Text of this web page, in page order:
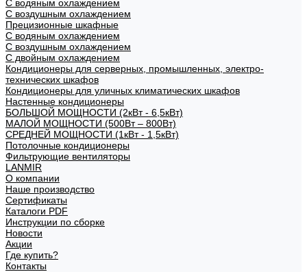
С водяным охлаждением
С воздушным охлаждением
Прецизионные шкафные
С водяным охлаждением
С воздушным охлаждением
С двойным охлаждением
Кондиционеры для серверных, промышленных, электро-
технических шкафов
Кондиционеры для уличных климатических шкафов
Настенные кондиционеры
БОЛЬШОЙ МОЩНОСТИ (2кВт - 6,5кВт)
МАЛОЙ МОЩНОСТИ (500Вт – 800Вт)
СРЕДНЕЙ МОЩНОСТИ (1кВт - 1,5кВт)
Потолочные кондиционеры
Фильтрующие вентиляторы
LANMIR
О компании
Наше производство
Сертификаты
Каталоги PDF
Инструкции по сборке
Новости
Акции
Где купить?
Контакты